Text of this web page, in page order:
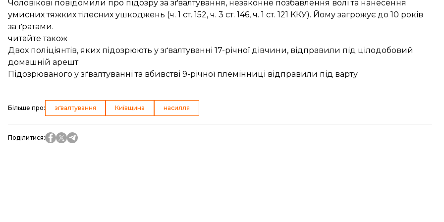
Чоловікові повідомили про підозру за зґвалтування, незаконне позбавлення волі та нанесення
умисних тяжких тілесних ушкоджень (ч. 1 ст. 152, ч. 3 ст. 146, ч. 1 ст. 121 ККУ). Йому загрожує до 10 років
за ґратами.
читайте також
Двох поліціянтів, яких підозрюють у зґвалтуванні 17-річної дівчини, відправили під цілодобовий
домашній арешт
Підозрюваного у зґвалтуванні та вбивстві 9-річної племінниці відправили під варту
Більше про: зґвалтування Київщина насилля
Поділитися: